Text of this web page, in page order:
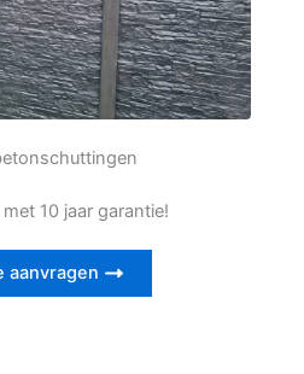
10 jaar garantie!
aanvragen